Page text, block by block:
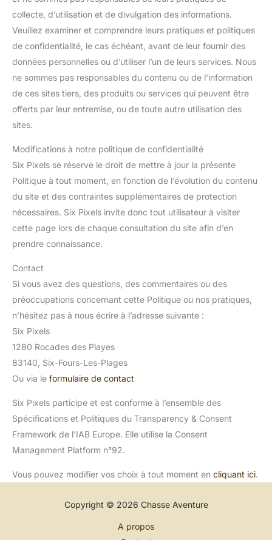
collecte, d’utilisation et de divulgation des informations.
Veuillez examiner et comprendre leurs pratiques et politiques
de confidentialité, le cas échéant, avant de leur fournir des
données personnelles ou d’utiliser l’un de leurs services. Nous
ne sommes pas responsables du contenu ou de l’information
de ces sites tiers, des produits ou services qui peuvent être
offerts par leur entremise, ou de toute autre utilisation des
sites.
Modifications à notre politique de confidentialité
Six Pixels se réserve le droit de mettre à jour la présente
Politique à tout moment, en fonction de l’évolution du contenu
du site et des contraintes supplémentaires de protection
nécessaires. Six Pixels invite donc tout utilisateur à visiter
cette page lors de chaque consultation du site afin d’en
prendre connaissance.
Contact
Si vous avez des questions, des commentaires ou des
préoccupations concernant cette Politique ou nos pratiques,
n’hésitez pas à nous écrire à l’adresse suivante :
Six Pixels
1280 Rocades des Playes
83140, Six-Fours-Les-Plages
Ou via le formulaire de contact
Six Pixels participe et est conforme à l’ensemble des
Spécifications et Politiques du Transparency & Consent
Framework de l’IAB Europe. Elle utilise la Consent
Management Platform n°92.
Vous pouvez modifier vos choix à tout moment en cliquant ici.
Copyright © 2026 Chasse Aventure
A propos